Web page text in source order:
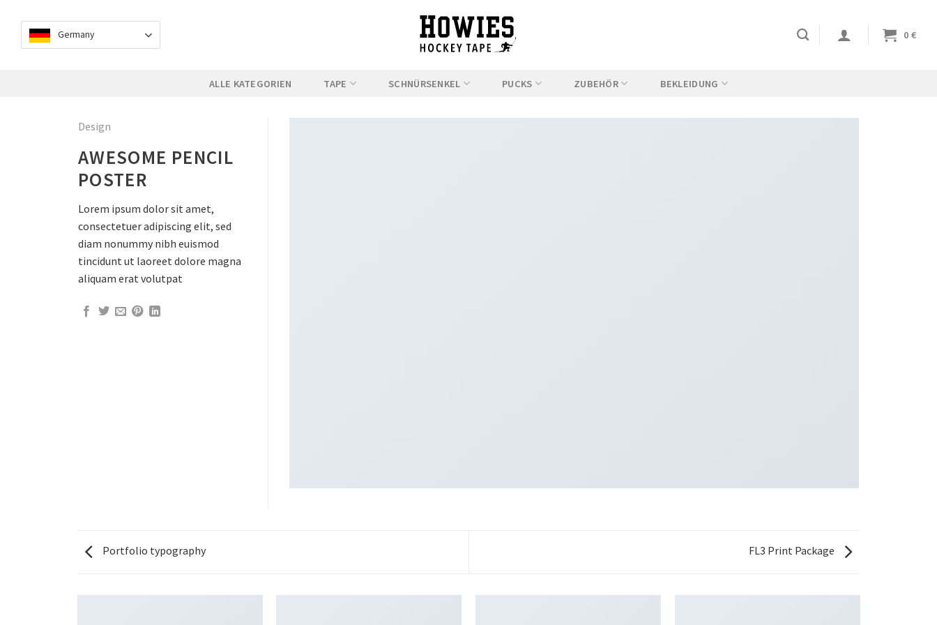
content
Germany 0 €
ALLE KATEGORIEN TAPE SCHNÜRSENKEL PUCKS ZUBEHÖR BEKLEIDUNG
Design
AWESOME PENCIL
POSTER
Lorem ipsum dolor sit amet,
consectetuer adipiscing elit, sed
diam nonummy nibh euismod
tincidunt ut laoreet dolore magna
aliquam erat volutpat
Portfolio typography FL3 Print Package